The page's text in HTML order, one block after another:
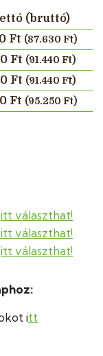
(bruttó)
Ft (87.630 Ft)
Ft (91.440 Ft)
Ft (91.440 Ft)
Ft (95.250 Ft)
itt választhat!
itt választhat!
itt választhat!
itt